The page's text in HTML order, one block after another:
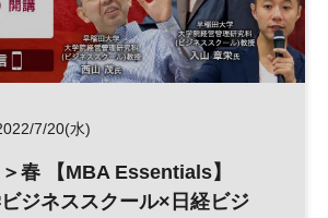
7/20(水)
春 【MBA Essentials】
ジネススクール×日経ビジ